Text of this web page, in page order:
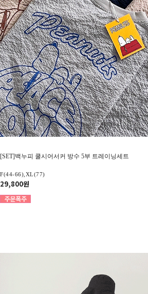
[SET]백누피 쿨시어서커 방수 5부 트레이닝세트
F(44-66),XL(77)
29,800원